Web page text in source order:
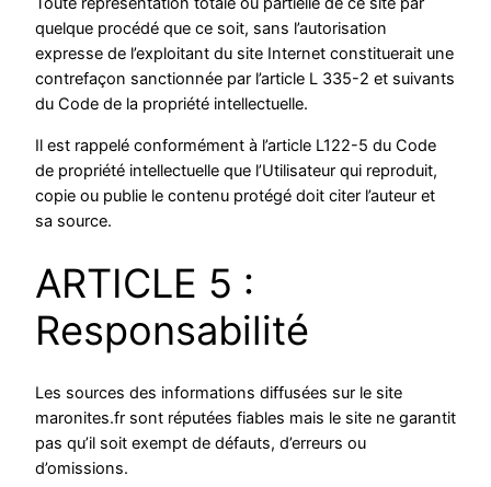
quelque procédé que ce soit, sans l’autorisation
expresse de l’exploitant du site Internet constituerait une
contrefaçon sanctionnée par l’article L 335-2 et suivants
du Code de la propriété intellectuelle.
Il est rappelé conformément à l’article L122-5 du Code
de propriété intellectuelle que l’Utilisateur qui reproduit,
copie ou publie le contenu protégé doit citer l’auteur et
sa source.
ARTICLE 5 :
Responsabilité
Les sources des informations diffusées sur le site
maronites.fr sont réputées fiables mais le site ne garantit
pas qu’il soit exempt de défauts, d’erreurs ou
d’omissions.